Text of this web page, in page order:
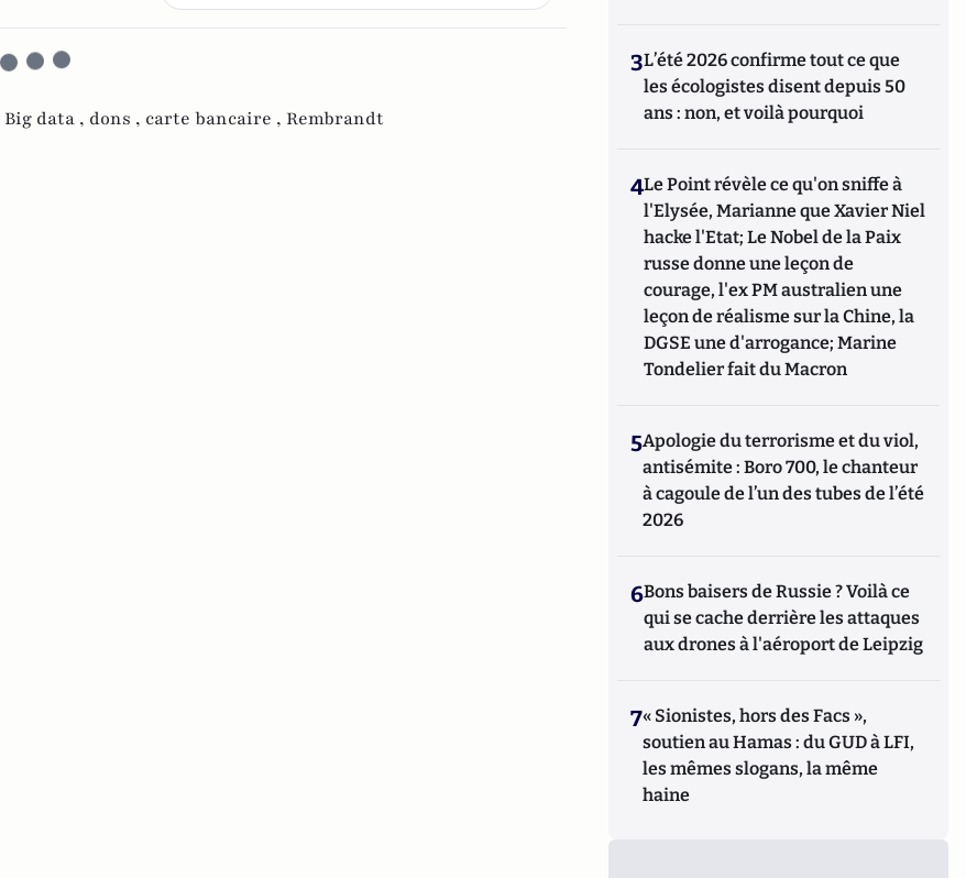
Big data , dons , carte bancaire , Rembrandt
3L’été 2026 confirme tout ce que
les écologistes disent depuis 50
ans : non, et voilà pourquoi
4Le Point révèle ce qu'on sniffe à
l'Elysée, Marianne que Xavier Niel
hacke l'Etat; Le Nobel de la Paix
russe donne une leçon de
courage, l'ex PM australien une
leçon de réalisme sur la Chine, la
DGSE une d'arrogance; Marine
Tondelier fait du Macron
5Apologie du terrorisme et du viol,
antisémite : Boro 700, le chanteur
à cagoule de l’un des tubes de l’été
2026
6Bons baisers de Russie ? Voilà ce
qui se cache derrière les attaques
aux drones à l'aéroport de Leipzig
7« Sionistes, hors des Facs »,
soutien au Hamas : du GUD à LFI,
les mêmes slogans, la même
haine